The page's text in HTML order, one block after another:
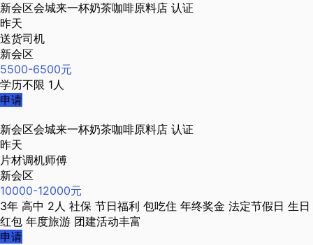
新会区会城来一杯奶茶咖啡原料店 认证
昨天
送货司机
新会区
5500-6500元
学历不限 1人
申请
新会区会城来一杯奶茶咖啡原料店 认证
昨天
片材调机师傅
新会区
10000-12000元
3年 高中 2人 社保 节日福利 包吃住 年终奖金 法定节假日 生日
红包 年度旅游 团建活动丰富
申请